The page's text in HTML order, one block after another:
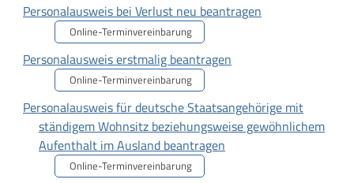
Personalausweis bei Verlust neu beantragen
Online-Terminvereinbarung
Personalausweis erstmalig beantragen
Online-Terminvereinbarung
Personalausweis für deutsche Staatsangehörige mit
ständigem Wohnsitz beziehungsweise gewöhnlichem
Aufenthalt im Ausland beantragen
Online-Terminvereinbarung